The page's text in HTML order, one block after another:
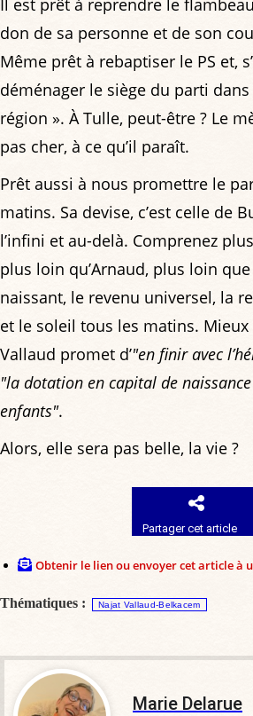
Il est prêt à reprendre le
don de sa personne et de son
Même prêt à rebaptiser le PS et,
déménager le siège du parti dans
région ». À Tulle, peut-être ? Le
pas cher, à ce qu’il paraît.
Prêt aussi à nous promettre le
matins. Sa devise, c’est celle de
l’infini et au-delà. Comprenez
plus loin qu’Arnaud, plus loin
naissant, le revenu universel, la
et le soleil tous les matins.
Vallaud promet d’"en finir avec
"la dotation en capital de
enfants".
Alors, elle sera pas belle, la vie ?
Partager cet article
Obtenir le lien ou envoyer cet article à
Thématiques : Najat Vallaud-Belkacem
Marie Delarue